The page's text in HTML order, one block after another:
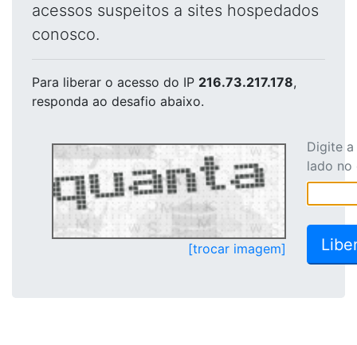
acessos suspeitos a sites hospedados
conosco.
Para liberar o acesso do IP 216.73.217.178,
responda ao desafio abaixo.
[trocar imagem]
Digite
lado no